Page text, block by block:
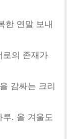
한 연말 보내
로의 존재가
감싸는 크리
. 올 겨울도